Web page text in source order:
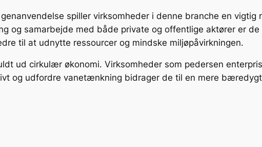
spiller virksomheder i denne branche en vigtig
og samarbejde med både private og offentlige aktører er
til at udnytte ressourcer og mindske miljøpåvirkningen.
ud cirkulær økonomi. Virksomheder som pedersen
og udfordre vanetænkning bidrager de til en mere